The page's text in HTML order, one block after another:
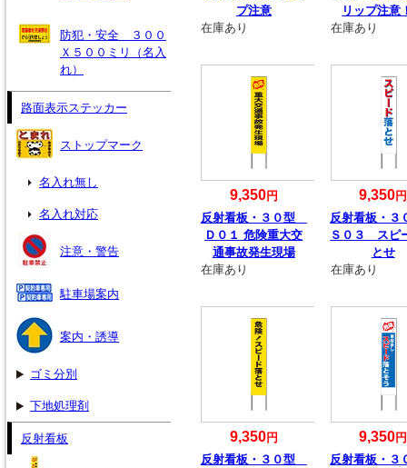
プ注意
在庫あり
リップ注意
在庫あり
9,350円
反射看板・３０型
Ｄ０１ 危険重大交
通事故発生現場
在庫あり
9,350円
反射看板・
Ｓ０３ スピ
とせ
在庫あり
9,350円
反射看板・３０型
9,350円
反射看板・
防犯・安全 ３００
Ｘ５００ミリ（名入
れ）
路面表示ステッカー
ストップマーク
名入れ無し
名入れ対応
注意・警告
駐車場案内
案内・誘導
ゴミ分別
下地処理剤
反射看板